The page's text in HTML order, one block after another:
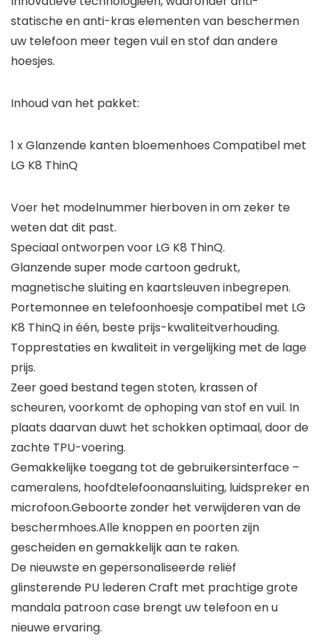
statische en anti-kras elementen van beschermen
uw telefoon meer tegen vuil en stof dan andere
hoesjes.
Inhoud van het pakket:
1 x Glanzende kanten bloemenhoes Compatibel met
LG K8 ThinQ
Voer het modelnummer hierboven in om zeker te
weten dat dit past.
Speciaal ontworpen voor LG K8 ThinQ.
Glanzende super mode cartoon gedrukt,
magnetische sluiting en kaartsleuven inbegrepen.
Portemonnee en telefoonhoesje compatibel met LG
K8 ThinQ in één, beste prijs-kwaliteitverhouding.
Topprestaties en kwaliteit in vergelijking met de lage
prijs.
Zeer goed bestand tegen stoten, krassen of
scheuren, voorkomt de ophoping van stof en vuil. In
plaats daarvan duwt het schokken optimaal, door de
zachte TPU-voering.
Gemakkelijke toegang tot de gebruikersinterface –
cameralens, hoofdtelefoonaansluiting, luidspreker en
microfoon.Geboorte zonder het verwijderen van de
beschermhoes.Alle knoppen en poorten zijn
gescheiden en gemakkelijk aan te raken.
De nieuwste en gepersonaliseerde reliëf
glinsterende PU lederen Craft met prachtige grote
mandala patroon case brengt uw telefoon en u
nieuwe ervaring.